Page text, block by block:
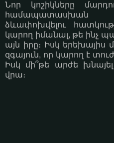
Նոր կոշիկները
համապատասխան
ձևափոխվելու
կարող իմանալ, թե ինչ
այն իրը։ Իսկ երեխայիս
զգայուն, որ կարող է
Իսկ մի՞թե արժե
վրա։